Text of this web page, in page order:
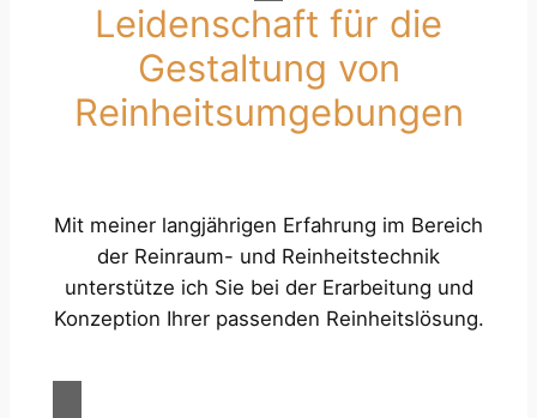
Leidenschaft für die
Gestaltung von
Reinheitsumgebungen
Mit meiner langjährigen Erfahrung im Bereich
der Reinraum- und Reinheitstechnik
unterstütze ich Sie bei der Erarbeitung und
Konzeption Ihrer passenden Reinheitslösung.